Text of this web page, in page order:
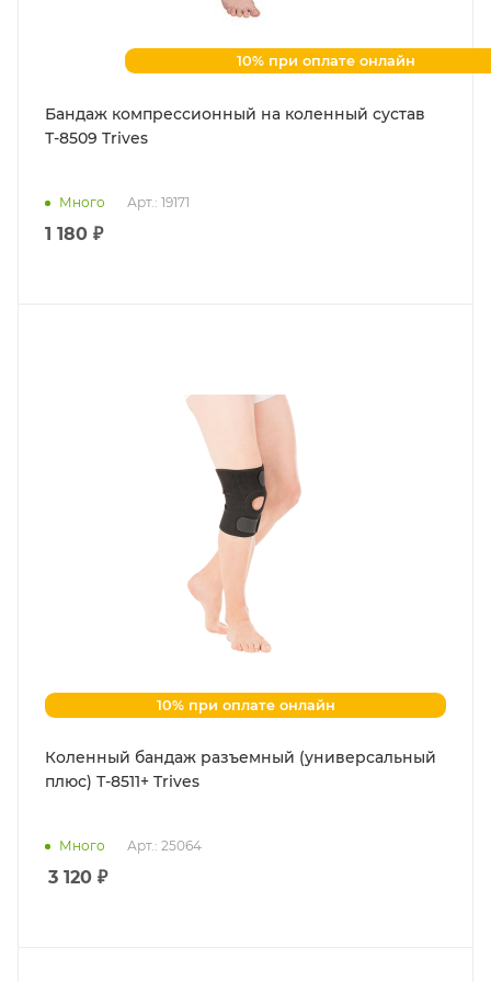
10% при оплате онлайн
Бандаж компрессионный на коленный сустав
Т-8509 Trives
Много Арт.: 19171
1 180 ₽
10% при оплате онлайн
Коленный бандаж разъемный (универсальный
плюс) Т-8511+ Trives
Много Арт.: 25064
3 120 ₽